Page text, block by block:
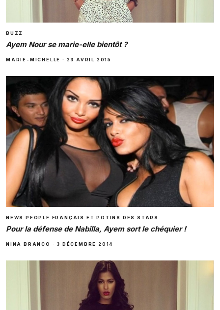
BUZZ
Ayem Nour se marie-elle bientôt ?
MARIE-MICHELLE · 23 AVRIL 2015
NEWS PEOPLE FRANÇAIS ET POTINS DES STARS
Pour la défense de Nabilla, Ayem sort le chéquier !
NINA BRANCO · 3 DÉCEMBRE 2014